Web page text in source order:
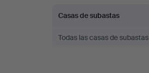
Auctioneers
Casas de subastas
Todas las casas de subastas